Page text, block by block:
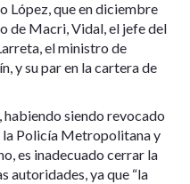
López, que en diciembre
de Macri, Vidal, el jefe del
el ministro de
y su par en la cartera de
habiendo siendo revocado
la Policía Metropolitana y
es inadecuado cerrar la
autoridades, ya que “la